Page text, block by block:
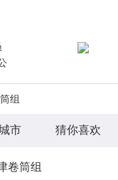
组
市 猜你喜欢
卷筒组